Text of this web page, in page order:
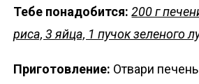
Тебе понадобится:200 г
риса, 3 яйца, 1 пучок зеленого
Приготовление: Отвари